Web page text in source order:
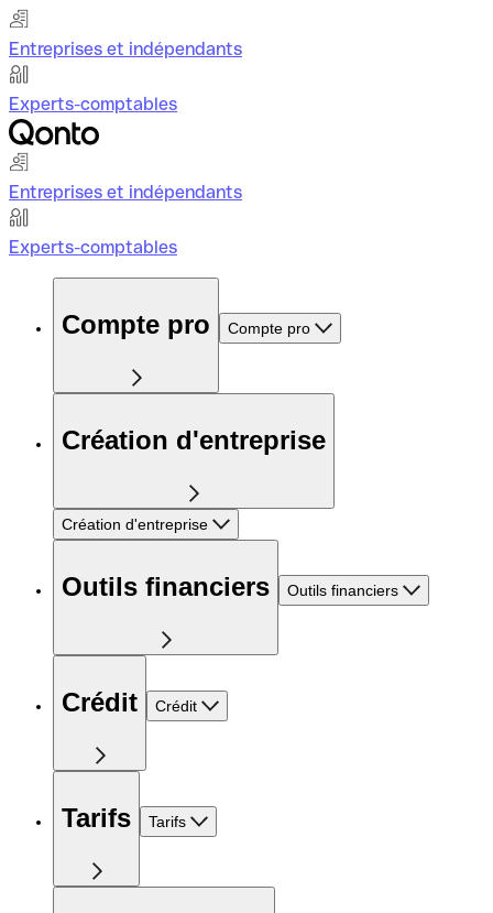
Entreprises et indépendants
Experts-comptables
Entreprises et indépendants
Experts-comptables
Compte pro Compte pro
Création d'entreprise
Création d'entreprise
Outils financiers Outils financiers
Crédit Crédit
Tarifs Tarifs